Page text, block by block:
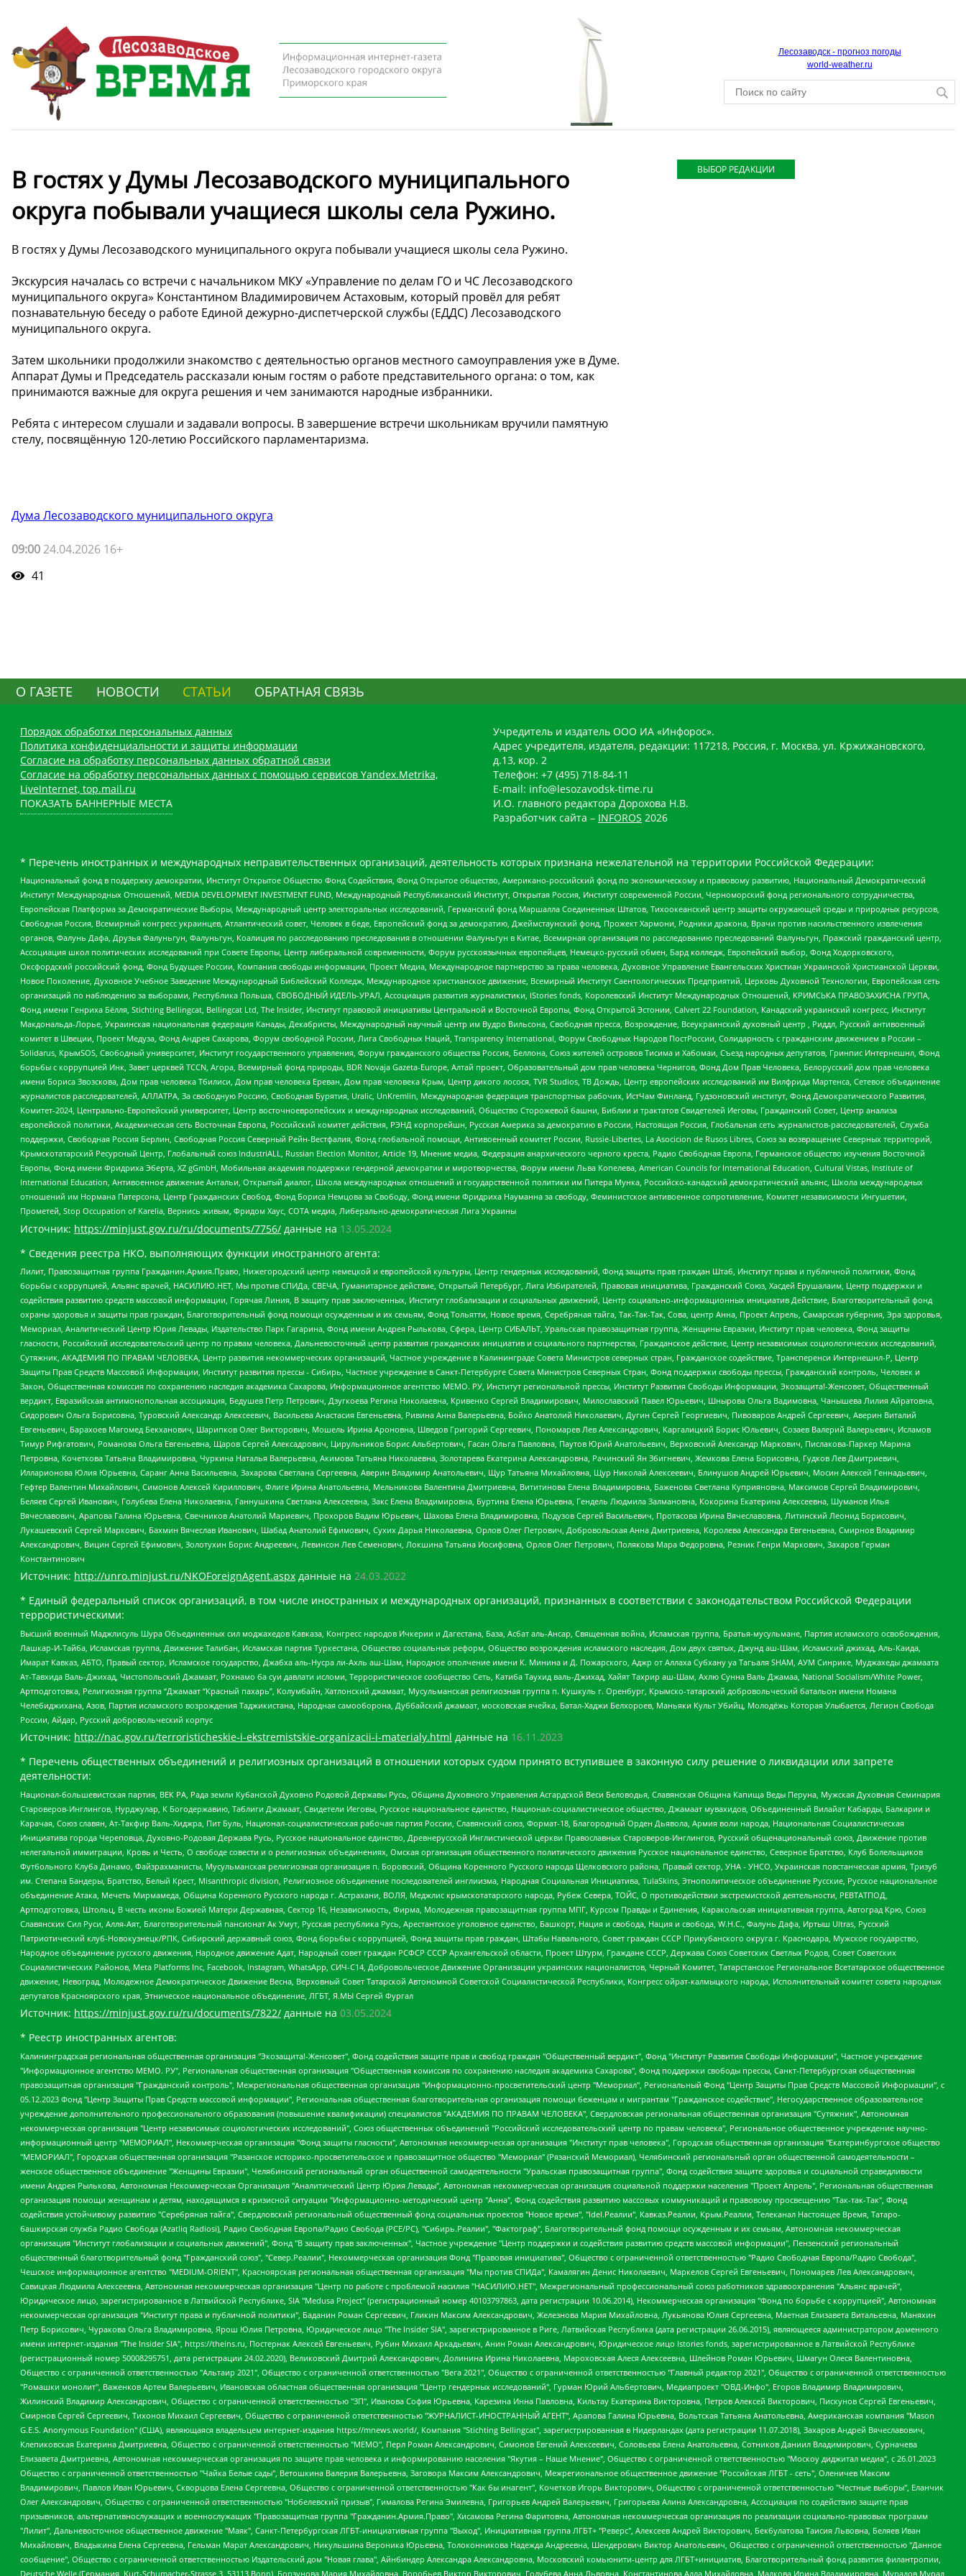
Лесозаводск - прогноз погоды
world-weather.ru
В гостях у Думы Лесозаводского муниципального
округа побывали учащиеся школы села Ружино.
В гостях у Думы Лесозаводского муниципального округа побывали учащиеся школы села Ружино.
Экскурсия началась со встречи с начальником МКУ «Управление по делам ГО и ЧС Лесозаводского
муниципального округа» Константином Владимировичем Астаховым, который провёл для ребят
познавательную беседу о работе Единой дежурно-диспетчерской службы (ЕДДС) Лесозаводского
муниципального округа.
Затем школьники продолжили знакомство с деятельностью органов местного самоуправления уже в Думе.
Аппарат Думы и Председатель рассказали юным гостям о работе представительного органа: о том, как
принимаются важные для округа решения и чем занимаются народные избранники.
Ребята с интересом слушали и задавали вопросы. В завершение встречи школьникам вручили памятную
стелу, посвящённую 120-летию Российского парламентаризма.
Дума Лесозаводского муниципального округа
09:00 24.04.2026 16+
41
ВЫБОР РЕДАКЦИИ
О ГАЗЕТЕ НОВОСТИ СТАТЬИ ОБРАТНАЯ СВЯЗЬ
Порядок обработки персональных данных
Политика конфиденциальности и защиты информации
Согласие на обработку персональных данных обратной связи
Согласие на обработку персональных данных с помощью сервисов Yandex.Metrika,
LiveInternet, top.mail.ru
ПОКАЗАТЬ БАННЕРНЫЕ МЕСТА
Учредитель и издатель ООО ИА «Инфорос».
Адрес учредителя, издателя, редакции: 117218, Россия, г. Москва, ул. Кржижановского,
д.13, кор. 2
Телефон: +7 (495) 718-84-11
E-mail: info@lesozavodsk-time.ru
И.О. главного редактора Дорохова Н.В.
Разработчик сайта – INFOROS 2026
* Перечень иностранных и международных неправительственных организаций, деятельность которых признана нежелательной на территории Российской Федерации:
Национальный фонд в поддержку демократии, Институт Открытое Общество Фонд Содействия, Фонд Открытое общество, Американо-российский фонд по экономическому и правовому развитию, Национальный Демократический
Институт Международных Отношений, MEDIA DEVELOPMENT INVESTMENT FUND, Международный Республиканский Институт, Открытая Россия, Институт современной России, Черноморский фонд регионального сотрудничества,
Европейская Платформа за Демократические Выборы, Международный центр электоральных исследований, Германский фонд Маршалла Соединенных Штатов, Тихоокеанский центр защиты окружающей среды и природных ресурсов,
Свободная Россия, Всемирный конгресс украинцев, Атлантический совет, Человек в беде, Европейский фонд за демократию, Джеймстаунский фонд, Прожект Хармони, Родники дракона, Врачи против насильственного извлечения
органов, Фалунь Дафа, Друзья Фалуньгун, Фалуньгун, Коалиция по расследованию преследования в отношении Фалуньгун в Китае, Всемирная организация по расследованию преследований Фалуньгун, Пражский гражданский центр,
Ассоциация школ политических исследований при Совете Европы, Центр либеральной современности, Форум русскоязычных европейцев, Немецко-русский обмен, Бард колледж, Европейский выбор, Фонд Ходорковского,
Оксфордский российский фонд, Фонд Будущее России, Компания свободы информации, Проект Медиа, Международное партнерство за права человека, Духовное Управление Евангельских Христиан Украинской Христианской Церкви,
Новое Поколение, Духовное Учебное Заведение Международный Библейский Колледж, Международное христианское движение, Всемирный Институт Саентологических Предприятий, Церковь Духовной Технологии, Европейская сеть
организаций по наблюдению за выборами, Республика Польша, СВОБОДНЫЙ ИДЕЛЬ-УРАЛ, Ассоциация развития журналистики, IStories fonds, Королевский Институт Международных Отношений, КРИМСЬКА ПРАВОЗАХИСНА ГРУПА,
Фонд имени Генриха Бёлля, Stichting Bellingcat, Bellingcat Ltd, The Insider, Институт правовой инициативы Центральной и Восточной Европы, Фонд Открытой Эстонии, Calvert 22 Foundation, Канадский украинский конгресс, Институт
Макдональда-Лорье, Украинская национальная федерация Канады, Декабристы, Международный научный центр им Вудро Вильсона, Свободная пресса, Возрождение, Всеукраинский духовный центр , Риддл, Русский антивоенный
комитет в Швеции, Проект Медуза, Фонд Андрея Сахарова, Форум свободной России, Лига Свободных Наций, Transparеncy International, Форум Свободных Народов ПостРоссии, Солидарность с гражданским движением в России –
Solidarus, КрымSOS, Свободный университет, Институт государственного управления, Форум гражданского общества Россия, Беллона, Союз жителей островов Тисима и Хабомаи, Съезд народных депутатов, Гринпис Интернешнл, Фонд
борьбы с коррупцией Инк, Завет церквей TCCN, Агора, Всемирный фонд природы, BDR Novaja Gazeta-Europe, Алтай проект, Образовательный дом прав человека Чернигов, Фонд Дом Прав Человека, Белорусский дом прав человека
имени Бориса Звозскова, Дом прав человека Тбилиси, Дом прав человека Ереван, Дом прав человека Крым, Центр дикого лосося, TVR Studios, ТВ Дождь, Центр европейских исследований им Вилфрида Мартенса, Сетевое объединение
журналистов расследователей, АЛЛАТРА, За свободную Россию, Свободная Бурятия, Uralic, UnKremlin, Международная федерация транспортных рабочих, ИстЧам Финланд, Гудзоновский институт, Фонд Демократического Развития,
Комитет-2024, Центрально-Европейский университет, Центр восточноевропейских и международных исследований, Общество Сторожевой башни, Библии и трактатов Свидетелей Иеговы, Гражданский Совет, Центр анализа
европейской политики, Академическая сеть Восточная Европа, Российский комитет действия, РЭНД корпорейшн, Русская Америка за демократию в России, Настоящая Россия, Глобальная сеть журналистов-расследователей, Служба
поддержки, Свободная Россия Берлин, Свободная Россия Северный Рейн-Вестфалия, Фонд глобальной помощи, Антивоенный комитет России, Russie-Libertes, La Asocicion de Rusos Libres, Союз за возвращение Северных территорий,
Крымскотатарский Ресурсный Центр, Глобальный союз IndustriALL, Russian Election Monitor, Article 19, Мнение медиа, Федерация анархического черного креста, Радио Свободная Европа, Германское общество изучения Восточной
Европы, Фонд имени Фридриха Эберта, XZ gGmbH, Мобильная академия поддержки гендерной демократии и миротворчества, Форум имени Льва Копелева, American Councils for International Education, Cultural Vistas, Institute of
International Education, Антивоенное движение Антальи, Открытый диалог, Школа международных отношений и государственной политики им Питера Мунка, Российско-канадский демократический альянс, Школа международных
отношений им Нормана Патерсона, Центр Гражданских Свобод, Фонд Бориса Немцова за Свободу, Фонд имени Фридриха Науманна за свободу, Феминистское антивоенное сопротивление, Комитет независимости Ингушетии,
Прометей, Stop Occupation of Karelia, Вернись живым, Фридом Хаус, СОТА медиа, Либерально-демократическая Лига Украины
Источник: https://minjust.gov.ru/ru/documents/7756/ данные на 13.05.2024
* Сведения реестра НКО, выполняющих функции иностранного агента:
Лилит, Правозащитная группа Гражданин.Армия.Право, Нижегородский центр немецкой и европейской культуры, Центр гендерных исследований, Фонд защиты прав граждан Штаб, Институт права и публичной политики, Фонд
борьбы с коррупцией, Альянс врачей, НАСИЛИЮ.НЕТ, Мы против СПИДа, СВЕЧА, Гуманитарное действие, Открытый Петербург, Лига Избирателей, Правовая инициатива, Гражданский Союз, Хасдей Ерушалаим, Центр поддержки и
содействия развитию средств массовой информации, Горячая Линия, В защиту прав заключенных, Институт глобализации и социальных движений, Центр социально-информационных инициатив Действие, Благотворительный фонд
охраны здоровья и защиты прав граждан, Благотворительный фонд помощи осужденным и их семьям, Фонд Тольятти, Новое время, Серебряная тайга, Так-Так-Так, Сова, центр Анна, Проект Апрель, Самарская губерния, Эра здоровья,
Мемориал, Аналитический Центр Юрия Левады, Издательство Парк Гагарина, Фонд имени Андрея Рылькова, Сфера, Центр СИБАЛЬТ, Уральская правозащитная группа, Женщины Евразии, Институт прав человека, Фонд защиты
гласности, Российский исследовательский центр по правам человека, Дальневосточный центр развития гражданских инициатив и социального партнерства, Гражданское действие, Центр независимых социологических исследований,
Сутяжник, АКАДЕМИЯ ПО ПРАВАМ ЧЕЛОВЕКА, Центр развития некоммерческих организаций, Частное учреждение в Калининграде Совета Министров северных стран, Гражданское содействие, Трансперенси Интернешнл-Р, Центр
Защиты Прав Средств Массовой Информации, Институт развития прессы - Сибирь, Частное учреждение в Санкт-Петербурге Совета Министров Северных Стран, Фонд поддержки свободы прессы, Гражданский контроль, Человек и
Закон, Общественная комиссия по сохранению наследия академика Сахарова, Информационное агентство МЕМО. РУ, Институт региональной прессы, Институт Развития Свободы Информации, Экозащита!-Женсовет, Общественный
вердикт, Евразийская антимонопольная ассоциация, Бедушев Петр Петрович, Дзугкоева Регина Николаевна, Кривенко Сергей Владимирович, Милославский Павел Юрьевич, Шнырова Ольга Вадимовна, Чанышева Лилия Айратовна,
Сидорович Ольга Борисовна, Туровский Александр Алексеевич, Васильева Анастасия Евгеньевна, Ривина Анна Валерьевна, Бойко Анатолий Николаевич, Дугин Сергей Георгиевич, Пивоваров Андрей Сергеевич, Аверин Виталий
Евгеньевич, Барахоев Магомед Бекханович, Шарипков Олег Викторович, Мошель Ирина Ароновна, Шведов Григорий Сергеевич, Пономарев Лев Александрович, Каргалицкий Борис Юльевич, Созаев Валерий Валерьевич, Исламов
Тимур Рифгатович, Романова Ольга Евгеньевна, Щаров Сергей Алексадрович, Цирульников Борис Альбертович, Гасан Ольга Павловна, Паутов Юрий Анатольевич, Верховский Александр Маркович, Пислакова-Паркер Марина
Петровна, Кочеткова Татьяна Владимировна, Чуркина Наталья Валерьевна, Акимова Татьяна Николаевна, Золотарева Екатерина Александровна, Рачинский Ян Збигневич, Жемкова Елена Борисовна, Гудков Лев Дмитриевич,
Илларионова Юлия Юрьевна, Саранг Анна Васильевна, Захарова Светлана Сергеевна, Аверин Владимир Анатольевич, Щур Татьяна Михайловна, Щур Николай Алексеевич, Блинушов Андрей Юрьевич, Мосин Алексей Геннадьевич,
Гефтер Валентин Михайлович, Симонов Алексей Кириллович, Флиге Ирина Анатольевна, Мельникова Валентина Дмитриевна, Вититинова Елена Владимировна, Баженова Светлана Куприяновна, Максимов Сергей Владимирович,
Беляев Сергей Иванович, Голубева Елена Николаевна, Ганнушкина Светлана Алексеевна, Закс Елена Владимировна, Буртина Елена Юрьевна, Гендель Людмила Залмановна, Кокорина Екатерина Алексеевна, Шуманов Илья
Вячеславович, Арапова Галина Юрьевна, Свечников Анатолий Мариевич, Прохоров Вадим Юрьевич, Шахова Елена Владимировна, Подузов Сергей Васильевич, Протасова Ирина Вячеславовна, Литинский Леонид Борисович,
Лукашевский Сергей Маркович, Бахмин Вячеслав Иванович, Шабад Анатолий Ефимович, Сухих Дарья Николаевна, Орлов Олег Петрович, Добровольская Анна Дмитриевна, Королева Александра Евгеньевна, Смирнов Владимир
Александрович, Вицин Сергей Ефимович, Золотухин Борис Андреевич, Левинсон Лев Семенович, Локшина Татьяна Иосифовна, Орлов Олег Петрович, Полякова Мара Федоровна, Резник Генри Маркович, Захаров Герман
Константинович
Источник: http://unro.minjust.ru/NKOForeignAgent.aspx данные на 24.03.2022
* Единый федеральный список организаций, в том числе иностранных и международных организаций, признанных в соответствии с законодательством Российской Федерации
террористическими:
Высший военный Маджлисуль Шура Объединенных сил моджахедов Кавказа, Конгресс народов Ичкерии и Дагестана, База, Асбат аль-Ансар, Священная война, Исламская группа, Братья-мусульмане, Партия исламского освобождения,
Лашкар-И-Тайба, Исламская группа, Движение Талибан, Исламская партия Туркестана, Общество социальных реформ, Общество возрождения исламского наследия, Дом двух святых, Джунд аш-Шам, Исламский джихад, Аль-Каида,
Имарат Кавказ, АБТО, Правый сектор, Исламское государство, Джабха аль-Нусра ли-Ахль аш-Шам, Народное ополчение имени К. Минина и Д. Пожарского, Аджр от Аллаха Субхану уа Тагьаля SHAM, АУМ Синрике, Муджахеды джамаата
Ат-Тавхида Валь-Джихад, Чистопольский Джамаат, Рохнамо ба суи давлати исломи, Террористическое сообщество Сеть, Катиба Таухид валь-Джихад, Хайят Тахрир аш-Шам, Ахлю Сунна Валь Джамаа, National Socialism/White Power,
Артподготовка, Религиозная группа “Джамаат “Красный пахарь”, Колумбайн, Хатлонский джамаат, Мусульманская религиозная группа п. Кушкуль г. Оренбург, Крымско-татарский добровольческий батальон имени Номана
Челебиджихана, Азов, Партия исламского возрождения Таджикистана, Народная самооборона, Дуббайский джамаат, московская ячейка, Батал-Хаджи Белхороев, Маньяки Культ Убийц, Молодёжь Которая Улыбается, Легион Свобода
России, Айдар, Русский добровольческий корпус
Источник: http://nac.gov.ru/terroristicheskie-i-ekstremistskie-organizacii-i-materialy.html данные на 16.11.2023
* Перечень общественных объединений и религиозных организаций в отношении которых судом принято вступившее в законную силу решение о ликвидации или запрете
деятельности:
Национал-большевистская партия, ВЕК РА, Рада земли Кубанской Духовно Родовой Державы Русь, Община Духовного Управления Асгардской Веси Беловодья, Славянская Община Капища Веды Перуна, Мужская Духовная Семинария
Староверов-Инглингов, Нурджулар, К Богодержавию, Таблиги Джамаат, Свидетели Иеговы, Русское национальное единство, Национал-социалистическое общество, Джамаат мувахидов, Объединенный Вилайат Кабарды, Балкарии и
Карачая, Союз славян, Ат-Такфир Валь-Хиджра, Пит Буль, Национал-социалистическая рабочая партия России, Славянский союз, Формат-18, Благородный Орден Дьявола, Армия воли народа, Национальная Социалистическая
Инициатива города Череповца, Духовно-Родовая Держава Русь, Русское национальное единство, Древнерусской Инглистической церкви Православных Староверов-Инглингов, Русский общенациональный союз, Движение против
нелегальной иммиграции, Кровь и Честь, О свободе совести и о религиозных объединениях, Омская организация общественного политического движения Русское национальное единство, Северное Братство, Клуб Болельщиков
Футбольного Клуба Динамо, Файзрахманисты, Мусульманская религиозная организация п. Боровский, Община Коренного Русского народа Щелковского района, Правый сектор, УНА - УНСО, Украинская повстанческая армия, Тризуб
им. Степана Бандеры, Братство, Белый Крест, Misanthropic division, Религиозное объединение последователей инглиизма, Народная Социальная Инициатива, TulaSkins, Этнополитическое объединение Русские, Русское национальное
объединение Атака, Мечеть Мирмамеда, Община Коренного Русского народа г. Астрахани, ВОЛЯ, Меджлис крымскотатарского народа, Рубеж Севера, ТОЙС, О противодействии экстремистской деятельности, РЕВТАТПОД,
Артподготовка, Штольц, В честь иконы Божией Матери Державная, Сектор 16, Независимость, Фирма, Молодежная правозащитная группа МПГ, Курсом Правды и Единения, Каракольская инициативная группа, Автоград Крю, Союз
Славянских Сил Руси, Алля-Аят, Благотворительный пансионат Ак Умут, Русская республика Русь, Арестантское уголовное единство, Башкорт, Нация и свобода, Нация и свобода, W.H.С., Фалунь Дафа, Иртыш Ultras, Русский
Патриотический клуб-Новокузнецк/РПК, Сибирский державный союз, Фонд борьбы с коррупцией, Фонд защиты прав граждан, Штабы Навального, Совет граждан СССР Прикубанского округа г. Краснодара, Мужское государство,
Народное объединение русского движения, Народное движение Адат, Народный совет граждан РСФСР СССР Архангельской области, Проект Штурм, Граждане СССР, Держава Союз Советских Светлых Родов, Совет Советских
Социалистических Районов, Meta Platforms Inc, Facebook, Instagram, WhatsApp, СИЧ-С14, Добровольческое Движение Организации украинских националистов, Черный Комитет, Татарстанское Региональное Всетатарское общественное
движение, Невоград, Молодежное Демократическое Движение Весна, Верховный Совет Татарской Автономной Советской Социалистической Республики, Конгресс ойрат-калмыцкого народа, Исполнительный комитет совета народных
депутатов Красноярского края, Этническое национальное объединение, ЛГБТ, Я.МЫ Сергей Фургал
Источник: https://minjust.gov.ru/ru/documents/7822/ данные на 03.05.2024
* Реестр иностранных агентов:
Калининградская региональная общественная организация "Экозащита!-Женсовет", Фонд содействия защите прав и свобод граждан "Общественный вердикт", Фонд "Институт Развития Свободы Информации", Частное учреждение "Информационное агентство МЕМО. РУ", Региональная общественная организация "Общественная комиссия по сохранению наследия академика Сахарова", Фонд поддержки свободы прессы, Санкт-Петербургская общественная правозащитная организация "Гражданский контроль", Межрегиональная общественная организация "Информационно-просветительский центр "Мемориал", Региональный Фонд "Центр Защиты Прав Средств Массовой Информации", с 05.12.2023 Фонд "Центр Защиты Прав Средств массовой информации", Региональная общественная благотворительная организация помощи беженцам и мигрантам "Гражданское содействие", Негосударственное образовательное учреждение дополнительного профессионального образования (повышение квалификации) специалистов "АКАДЕМИЯ ПО ПРАВАМ ЧЕЛОВЕКА", Свердловская региональная общественная организация "Сутяжник", Автономная некоммерческая организация "Центр независимых социологических исследований", Союз общественных объединений "Российский исследовательский центр по правам человека", Региональное общественное учреждение научно-информационный центр "МЕМОРИАЛ", Некоммерческая организация "Фонд защиты гласности", Автономная некоммерческая организация "Институт прав человека", Городская общественная организация "Екатеринбургское общество "МЕМОРИАЛ", Городская общественная организация "Рязанское историко-просветительское и правозащитное общество "Мемориал" (Рязанский Мемориал), Челябинский региональный орган общественной самодеятельности – женское общественное объединение "Женщины Евразии", Челябинский региональный орган общественной самодеятельности "Уральская правозащитная группа", Фонд содействия защите здоровья и социальной справедливости имени Андрея Рылькова, Автономная Некоммерческая Организация "Аналитический Центр Юрия Левады", Автономная некоммерческая организация социальной поддержки населения "Проект Апрель", Региональная общественная организация помощи женщинам и детям, находящимся в кризисной ситуации "Информационно-методический центр "Анна", Фонд содействия развитию массовых коммуникаций и правовому просвещению "Так-так-Так", Фонд содействия устойчивому развитию "Серебряная тайга", Свердловский региональный общественный фонд социальных проектов "Новое время", "Idel.Реалии", Кавказ.Реалии, Крым.Реалии, Телеканал Настоящее Время, Татаро-башкирская служба Радио Свобода (Azatliq Radiosi), Радио Свободная Европа/Радио Свобода (PCE/PC), "Сибирь.Реалии", "Фактограф", Благотворительный фонд помощи осужденным и их семьям, Автономная некоммерческая организация "Институт глобализации и социальных движений", Фонд "В защиту прав заключенных", Частное учреждение "Центр поддержки и содействия развитию средств массовой информации", Пензенский региональный общественный благотворительный фонд "Гражданский союз", "Север.Реалии", Некоммерческая организация Фонд "Правовая инициатива", Общество с ограниченной ответственностью "Радио Свободная Европа/Радио Свобода", Чешское информационное агентство "MEDIUM-ORIENT", Красноярская региональная общественная организация "Мы против СПИДа", Камалягин Денис Николаевич, Маркелов Сергей Евгеньевич, Пономарев Лев Александрович, Савицкая Людмила Алексеевна, Автономная некоммерческая организация "Центр по работе с проблемой насилия "НАСИЛИЮ.НЕТ", Межрегиональный профессиональный союз работников здравоохранения "Альянс врачей", Юридическое лицо, зарегистрированное в Латвийской Республике, SIA "Medusa Project" (регистрационный номер 40103797863, дата регистрации 10.06.2014), Некоммерческая организация "Фонд по борьбе с коррупцией", Автономная некоммерческая организация "Институт права и публичной политики", Баданин Роман Сергеевич, Гликин Максим Александрович, Железнова Мария Михайловна, Лукьянова Юлия Сергеевна, Маетная Елизавета Витальевна, Маняхин Петр Борисович, Чуракова Ольга Владимировна, Ярош Юлия Петровна, Юридическое лицо "The Insider SIA", зарегистрированное в Риге, Латвийская Республика (дата регистрации 26.06.2015), являющееся администратором доменного имени интернет-издания "The Insider SIA", https://theins.ru, Постернак Алексей Евгеньевич, Рубин Михаил Аркадьевич, Анин Роман Александрович, Юридическое лицо Istories fonds, зарегистрированное в Латвийской Республике (регистрационный номер 50008295751, дата регистрации 24.02.2020), Великовский Дмитрий Александрович, Долинина Ирина Николаевна, Мароховская Алеся Алексеевна, Шлейнов Роман Юрьевич, Шмагун Олеся Валентиновна, Общество с ограниченной ответственностью "Альтаир 2021", Общество с ограниченной ответственностью "Вега 2021", Общество с ограниченной ответственностью "Главный редактор 2021", Общество с ограниченной ответственностью "Ромашки монолит", Важенков Артем Валерьевич, Ивановская областная общественная организация "Центр гендерных исследований", Гурман Юрий Альбертович, Медиапроект "ОВД-Инфо", Егоров Владимир Владимирович, Жилинский Владимир Александрович, Общество с ограниченной ответственностью "ЗП", Иванова София Юрьевна, Карезина Инна Павловна, Кильтау Екатерина Викторовна, Петров Алексей Викторович, Пискунов Сергей Евгеньевич, Смирнов Сергей Сергеевич, Тихонов Михаил Сергеевич, Общество с ограниченной ответственностью "ЖУРНАЛИСТ-ИНОСТРАННЫЙ АГЕНТ", Арапова Галина Юрьевна, Вольтская Татьяна Анатольевна, Американская компания "Mason G.E.S. Anonymous Foundation" (США), являющаяся владельцем интернет-издания https://mnews.world/, Компания "Stichting Bellingcat", зарегистрированная в Нидерландах (дата регистрации 11.07.2018), Захаров Андрей Вячеславович, Клепиковская Екатерина Дмитриевна, Общество с ограниченной ответственностью "МЕМО", Перл Роман Александрович, Симонов Евгений Алексеевич, Соловьева Елена Анатольевна, Сотников Даниил Владимирович, Сурначева Елизавета Дмитриевна, Автономная некоммерческая организация по защите прав человека и информированию населения "Якутия – Наше Мнение", Общество с ограниченной ответственностью "Москоу диджитал медиа", с 26.01.2023 Общество с ограниченной ответственностью "Чайка Белые сады", Ветошкина Валерия Валерьевна, Заговора Максим Александрович, Межрегиональное общественное движение "Российская ЛГБТ - сеть", Оленичев Максим Владимирович, Павлов Иван Юрьевич, Скворцова Елена Сергеевна, Общество с ограниченной ответственностью "Как бы инагент", Кочетков Игорь Викторович, Общество с ограниченной ответственностью "Честные выборы", Еланчик Олег Александрович, Общество с ограниченной ответственностью "Нобелевский призыв", Гималова Регина Эмилевна, Григорьев Андрей Валерьевич, Григорьева Алина Александровна, Ассоциация по содействию защите прав призывников, альтернативнослужащих и военнослужащих "Правозащитная группа "Гражданин.Армия.Право", Хисамова Регина Фаритовна, Автономная некоммерческая организация по реализации социально-правовых программ "Лилит", Дальневосточное общественное движение "Маяк", Санкт-Петербургская ЛГБТ-инициативная группа "Выход", Инициативная группа ЛГБТ+ "Реверс", Алексеев Андрей Викторович, Бекбулатова Таисия Львовна, Беляев Иван Михайлович, Владыкина Елена Сергеевна, Гельман Марат Александрович, Никульшина Вероника Юрьевна, Толоконникова Надежда Андреевна, Шендерович Виктор Анатольевич, Общество с ограниченной ответственностью "Данное сообщение", Общество с ограниченной ответственностью Издательский дом "Новая глава", Айнбиндер Александра Александровна, Московский комьюнити-центр для ЛГБТ+инициатив, Благотворительный фонд развития филантропии, Deutsche Welle (Германия, Kurt-Schumacher-Strasse 3, 53113 Bonn), Борзунова Мария Михайловна, Воробьев Виктор Викторович, Голубева Анна Львовна, Константинова Алла Михайловна, Малкова Ирина Владимировна, Мурадов Мурад Абдулгалимович, Осетинская Елизавета Николаевна, Понасенков Евгений Николаевич, Ганапольский Матвей Юрьевич, Киселев Евгений Алексеевич, Борухович Ирина Григорьевна, Дремин Иван Тимофеевич, Дубровский Дмитрий Викторович, Красноярская региональная общественная организация поддержки и развития альтернативных образовательных технологий и межкультурных коммуникаций "ИНТЕРРА", Маяковская Екатерина Алексеевна, Фейгин Марк Захарович, Филимонов Андрей Викторович, Дзугкоева Регина Николаевна, Доброхотов Роман Александрович, Дудь Юрий Александрович, Елкин Сергей Владимирович, Кругликов Кирилл Игоревич, Сабунаева Мария Леонидовна, Семенов Алексей Владимирович, Шаинян Карен Багратович, Шульман Екатерина Михайловна, Асафьев Артур Валерьевич, Вахштайн Виктор Семенович, Венедиктов Алексей Алексеевич, Лушникова Екатерина Евгеньевна, Волков Леонид Михайлович, Невзоров Александр Глебович, Пархоменко Сергей Борисович, Сироткин Ярослав Николаевич, Кара-Мурза Владимир Владимирович, Баранова Наталья Владимировна, Гозман Леонид Яковлевич, Кагарлицкий Борис Юльевич, Климарев Михаил Валерьевич, Милов Владимир Станиславович, Автономная некоммерческая организация Краснодарский центр современного искусства "Типография", Моргенштерн Алишер Тагирович, Соболь Любовь Эдуардовна, Общество с ограниченной ответственностью "ЛИЗА НОРМ", Каспаров Гарри Кимович, Ходорковский Михаил Борисович, Общество с ограниченной ответственностью "Апрельские тезисы", Данилович Ирина Брониславовна, Кашин Олег Владимирович, Петров Николай Владимирович, Пивоваров Алексей Владимирович, Соколов Михаил Владимирович, Цветкова Юлия Владимировна, Чичваркин Евгений Александрович, Комитет против пыток/Команда против пыток, Общество с ограниченной ответственностью "Первый научный", Общество с ограниченной ответственностью "Вертолет и ко", Белоцерковская Вероника Борисовна, Кац Максим Евгеньевич, Лазарева Татьяна Юрьевна, Шаведдинов Руслан Табризович, Яшин Илья Валерьевич, Общество с ограниченной ответственностью "Иноагент ААВ", Алешковский Дмитрий Петрович, Альбац Евгения Марковна, Быков Дмитрий Львович, Галямина Юлия Евгеньевна, Лойко Сергей Леонидович, Мартынов Кирилл Константинович, Медведев Сергей Александрович, Крашенинников Федор Геннадиевич, Гордеева Катерина Вл